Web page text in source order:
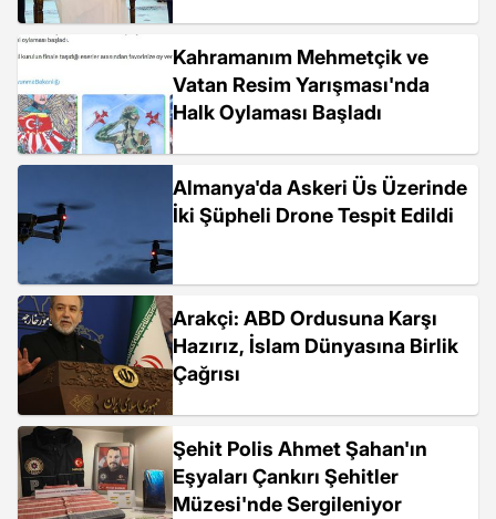
Kahramanım Mehmetçik ve
Vatan Resim Yarışması'nda
Halk Oylaması Başladı
Almanya'da Askeri Üs Üzerinde
İki Şüpheli Drone Tespit Edildi
Arakçi: ABD Ordusuna Karşı
Hazırız, İslam Dünyasına Birlik
Çağrısı
Şehit Polis Ahmet Şahan'ın
Eşyaları Çankırı Şehitler
Müzesi'nde Sergileniyor